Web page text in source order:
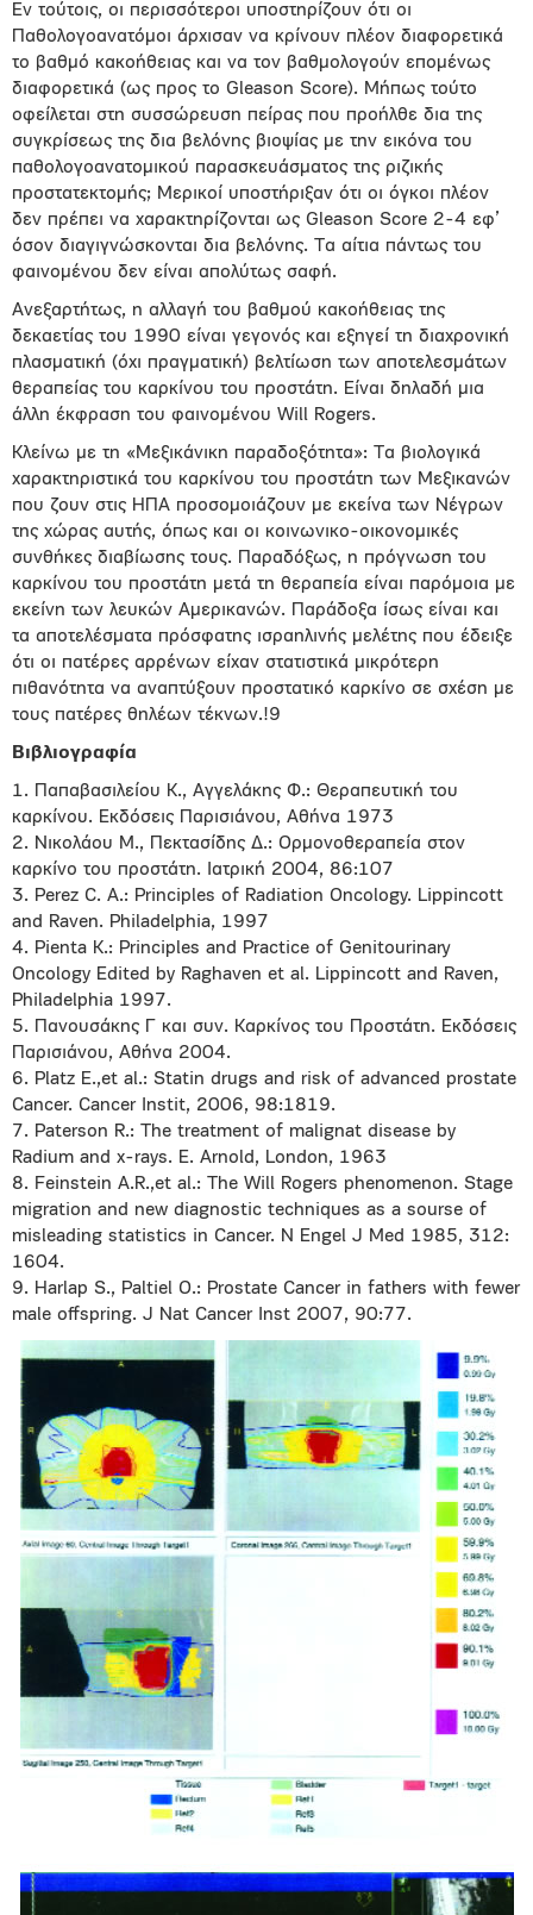
Εν τούτοις, οι περισσότεροι υποστηρίζουν ότι οι
Παθολογοανατόμοι άρχισαν να κρίνουν πλέον διαφορετικά
το βαθμό κακοήθειας και να τον βαθμολογούν επομένως
διαφορετικά (ως προς το Gleason Score). Μήπως τούτο
οφείλεται στη συσσώρευση πείρας που προήλθε δια της
συγκρίσεως της δια βελόνης βιοψίας με την εικόνα του
παθολογοανατομικού παρασκευάσματος της ριζικής
προστατεκτομής; Μερικοί υποστήριξαν ότι οι όγκοι πλέον
δεν πρέπει να χαρακτηρίζονται ως Gleason Score 2-4 εφ’
όσον διαγιγνώσκονται δια βελόνης. Τα αίτια πάντως του
φαινομένου δεν είναι απολύτως σαφή.
Ανεξαρτήτως, η αλλαγή του βαθμού κακοήθειας της
δεκαετίας του 1990 είναι γεγονός και εξηγεί τη διαχρονική
πλασματική (όχι πραγματική) βελτίωση των αποτελεσμάτων
θεραπείας του καρκίνου του προστάτη. Είναι δηλαδή μια
άλλη έκφραση του φαινομένου Will Rogers.
Κλείνω με τη «Μεξικάνικη παραδοξότητα»: Τα βιολογικά
χαρακτηριστικά του καρκίνου του προστάτη των Μεξικανών
που ζουν στις ΗΠΑ προσομοιάζουν με εκείνα των Νέγρων
της χώρας αυτής, όπως και οι κοινωνικο-οικονομικές
συνθήκες διαβίωσης τους. Παραδόξως, η πρόγνωση του
καρκίνου του προστάτη μετά τη θεραπεία είναι παρόμοια με
εκείνη των λευκών Αμερικανών. Παράδοξα ίσως είναι και
τα αποτελέσματα πρόσφατης ισραηλινής μελέτης που έδειξε
ότι οι πατέρες αρρένων είχαν στατιστικά μικρότερη
πιθανότητα να αναπτύξουν προστατικό καρκίνο σε σχέση με
τους πατέρες θηλέων τέκνων.!9
Βιβλιογραφία
1. Παπαβασιλείου Κ., Αγγελάκης Φ.: Θεραπευτική του
καρκίνου. Εκδόσεις Παρισιάνου, Αθήνα 1973
2. Νικολάου Μ., Πεκτασίδης Δ.: Ορμονοθεραπεία στον
καρκίνο του προστάτη. Ιατρική 2004, 86:107
3. Perez C. A.: Principles of Radiation Oncology. Lippincott
and Raven. Philadelphia, 1997
4. Pienta K.: Principles and Practice of Genitourinary
Oncology Edited by Raghaven et al. Lippincott and Raven,
Philadelphia 1997.
5. Πανουσάκης Γ και συν. Καρκίνος του Προστάτη. Εκδόσεις
Παρισιάνου, Αθήνα 2004.
6. Platz E.,et al.: Statin drugs and risk of advanced prostate
Cancer. Cancer Instit, 2006, 98:1819.
7. Paterson R.: The treatment of malignat disease by
Radium and x-rays. E. Arnold, London, 1963
8. Feinstein A.R.,et al.: The Will Rogers phenomenon. Stage
migration and new diagnostic techniques as a sourse of
misleading statistics in Cancer. N Engel J Μed 1985, 312:
1604.
9. Harlap S., Paltiel O.: Prostate Cancer in fathers with fewer
male offspring. J Nat Cancer Inst 2007, 90:77.